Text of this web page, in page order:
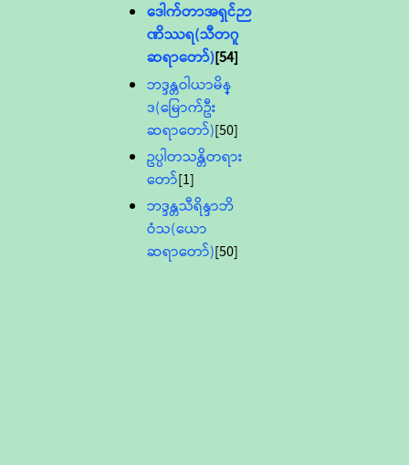
ဒေါက်တာအရှင်ဉာ
ဏိဿရ(သီတဂူ
ဆရာတော်)[54]
ဘဒ္ဒန္တဝါယာမိန္
ဒ(မြောက်ဦး
ဆရာတော်)[50]
ဥပ္ပါတသန္တိတရား
တော်[1]
ဘဒ္ဒန္တသီရိန္ဒာဘိ
ဝံသ(ယော
ဆရာတော်)[50]